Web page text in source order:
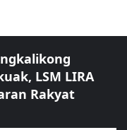
LSM LIRA
Rakyat